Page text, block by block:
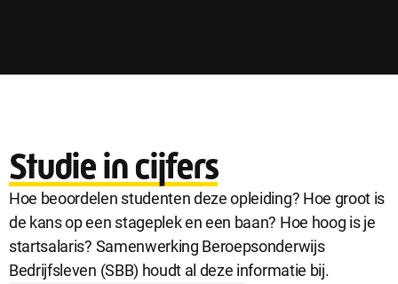
Studie in cijfers
Hoe beoordelen studenten deze opleiding? Hoe groot is
de kans op een stageplek en een baan? Hoe hoog is je
startsalaris? Samenwerking Beroepsonderwijs
Bedrijfsleven (SBB) houdt al deze informatie bij.